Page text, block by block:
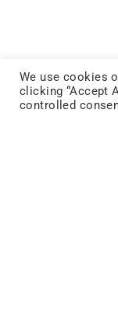
We use cookies
clicking “Accept
controlled